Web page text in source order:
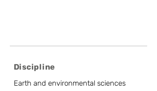
Discipline
Earth and environmental sciences